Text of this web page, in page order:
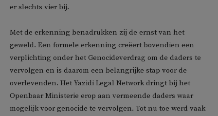
er slechts vier bij.
Met de erkenning benadrukken zij de ernst van het
geweld. Een formele erkenning creëert bovendien een
verplichting onder het Genocideverdrag om de daders te
vervolgen en is daarom een belangrijke stap voor de
overlevenden. Het Yazidi Legal Network dringt bij het
Openbaar Ministerie erop aan vermeende daders waar
mogelijk voor genocide te vervolgen. Tot nu toe werd vaak